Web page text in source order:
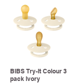
BIBS Try-It Colour 3
pack Ivory